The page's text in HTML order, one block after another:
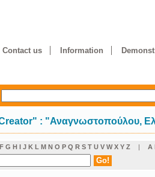
Contact us Information
" : "Αναγνωστοπούλου,
F G H I J K L M N O P Q R S T U V W X Y Z | Α